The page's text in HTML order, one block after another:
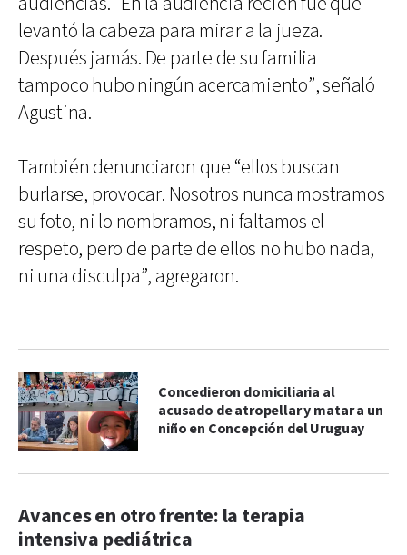
levantó la cabeza para mirar a la jueza.
Después jamás. De parte de su familia
tampoco hubo ningún acercamiento”, señaló
Agustina.
También denunciaron que “ellos buscan
burlarse, provocar. Nosotros nunca mostramos
su foto, ni lo nombramos, ni faltamos el
respeto, pero de parte de ellos no hubo nada,
ni una disculpa”, agregaron.
Concedieron domiciliaria al
acusado de atropellar y matar a un
niño en Concepción del Uruguay
Avances en otro frente: la terapia
intensiva pediátrica